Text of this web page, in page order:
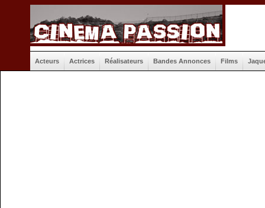
Acteurs Actrices Réalisateurs Bandes Annonces Films